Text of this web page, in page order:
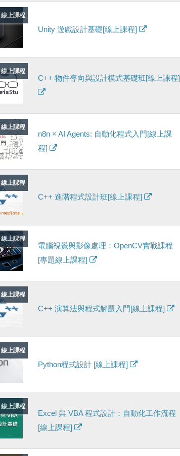
線上課程
Unity 遊戲設計基礎[線上課程]
線上課程
C++ 物件導向與設計模式基礎班[線上課程]
線上課程
n8n × AI Agents: 自動化程式入門[線上課
程]
線上課程
C++ 進階程式設計班[線上課程]
線上課程
電腦視覺與影像處理：OpenCV實戰課程
[專題線上課程]
線上課程
C++ 演算法與程式解題入門[線上課程]
線上課程
Python程式設計 [線上課程]
線上課程
Excel 與 VBA 程式設計：自動化工作流程
[線上課程]